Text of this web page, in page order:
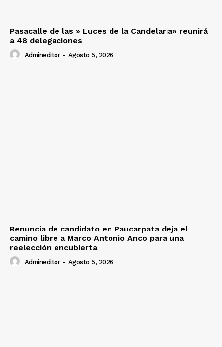
SUSCRIBETE
Pasacalle de las » Luces de la Candelaria» reunirá
a 48 delegaciones
Admineditor - Agosto 5, 2026
Renuncia de candidato en Paucarpata deja el
camino libre a Marco Antonio Anco para una
reelección encubierta
Admineditor - Agosto 5, 2026